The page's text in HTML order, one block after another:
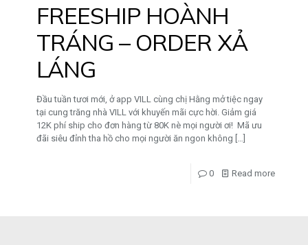
FREESHIP HOÀNH
TRÁNG – ORDER XẢ
LÁNG
Đầu tuần tươi mới, ở app VILL cùng chị Hằng mở tiệc ngay
tại cung trăng nhà VILL với khuyến mãi cực hời. Giảm giá
12K phí ship cho đơn hàng từ 80K nè mọi người ơi! Mã ưu
đãi siêu đỉnh tha hồ cho mọi người ăn ngon không
0 Read more